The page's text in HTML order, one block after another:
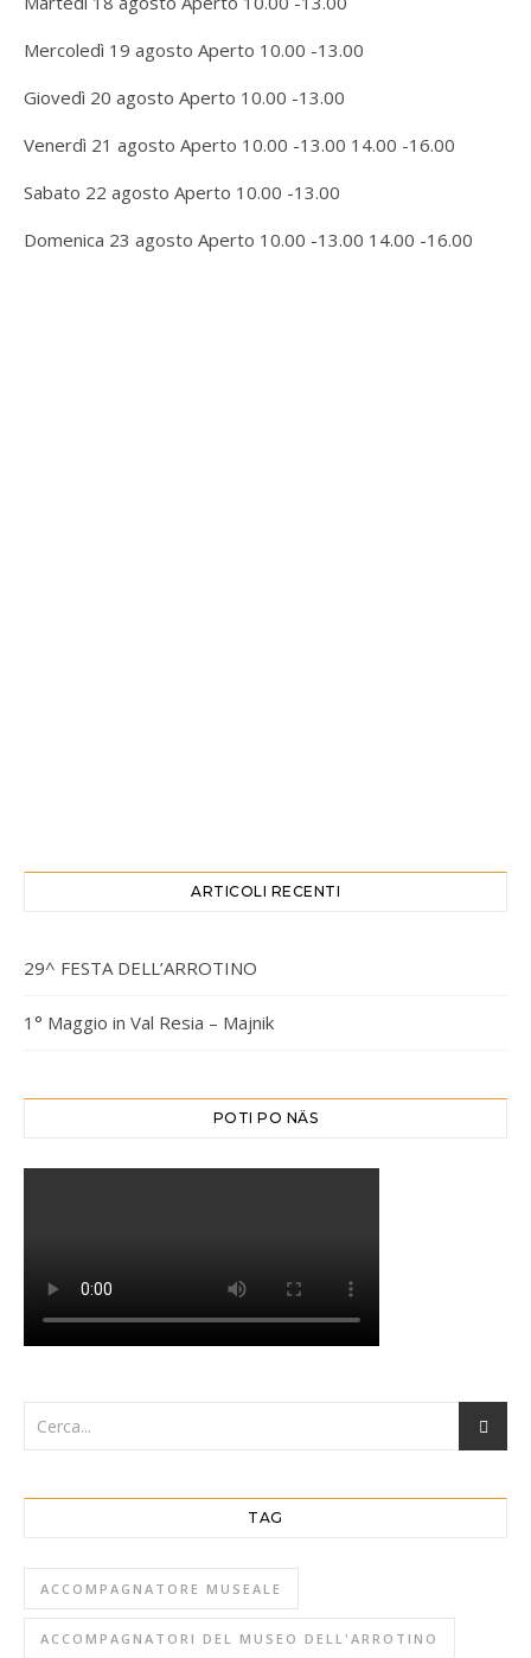
Mercoledì 19 agosto Aperto 10.00 -13.00
Giovedì 20 agosto Aperto 10.00 -13.00
Venerdì 21 agosto Aperto 10.00 -13.00 14.00 -16.00
Sabato 22 agosto Aperto 10.00 -13.00
Domenica 23 agosto Aperto 10.00 -13.00 14.00 -16.00
ARTICOLI RECENTI
29^ FESTA DELL’ARROTINO
1° Maggio in Val Resia – Majnik
POTI PO NÄS
TAG
ACCOMPAGNATORE MUSEALE
ACCOMPAGNATORI DEL MUSEO DELL'ARROTINO